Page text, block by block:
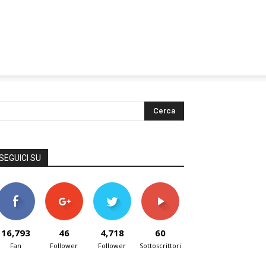
SU
16,793
Fan
46
Follower
4,718
Follower
60
Sottoscrittori